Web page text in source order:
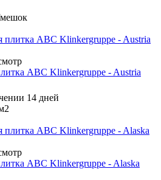
ABC Klinkergruppe - Austria
14 дней
ABC Klinkergruppe - Alaska